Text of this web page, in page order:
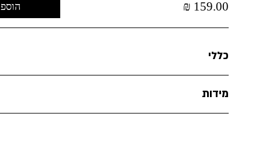
159.00
₪
כללי
מידות